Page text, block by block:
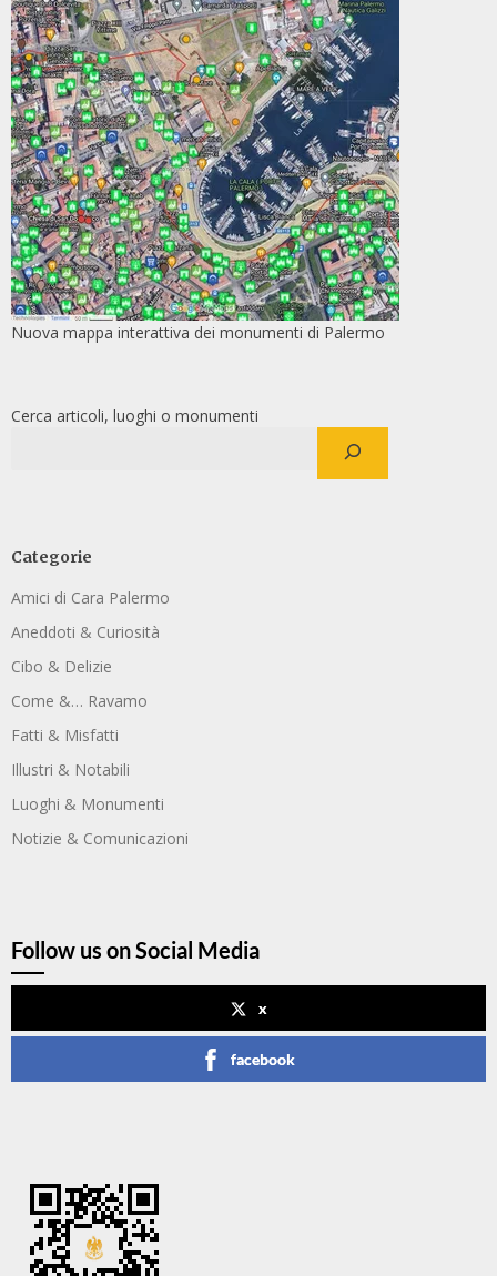
Nuova mappa interattiva dei monumenti di Palermo
Cerca articoli, luoghi o monumenti
Categorie
Amici di Cara Palermo
Aneddoti & Curiosità
Cibo & Delizie
Come &… Ravamo
Fatti & Misfatti
Illustri & Notabili
Luoghi & Monumenti
Notizie & Comunicazioni
Follow us on Social Media
x
facebook